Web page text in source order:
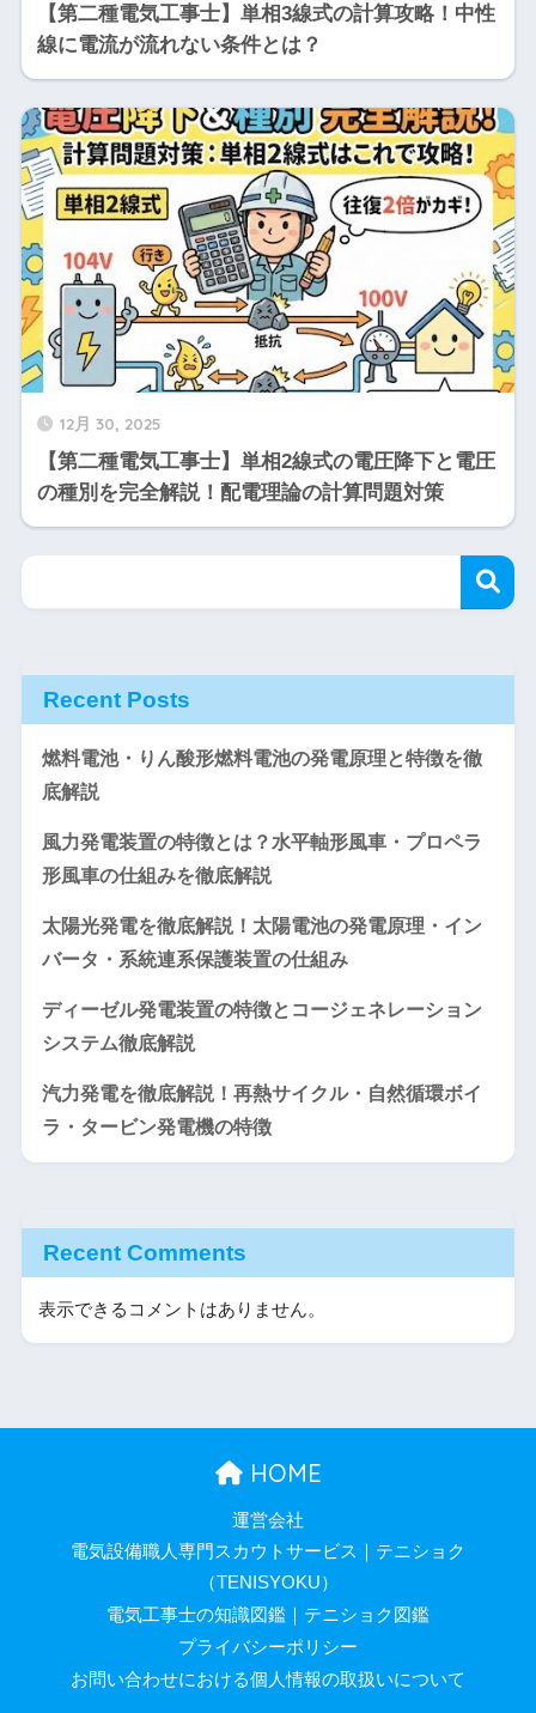
【第二種電気工事士】単相3線式の計算攻略！中性
線に電流が流れない条件とは？
12月 30, 2025
【第二種電気工事士】単相2線式の電圧降下と電圧
の種別を完全解説！配電理論の計算問題対策
Recent Posts
燃料電池・りん酸形燃料電池の発電原理と特徴を徹
底解説
風力発電装置の特徴とは？水平軸形風車・プロペラ
形風車の仕組みを徹底解説
太陽光発電を徹底解説！太陽電池の発電原理・イン
バータ・系統連系保護装置の仕組み
ディーゼル発電装置の特徴とコージェネレーション
システム徹底解説
汽力発電を徹底解説！再熱サイクル・自然循環ボイ
ラ・タービン発電機の特徴
Recent Comments
表示できるコメントはありません。
HOME
運営会社
電気設備職人専門スカウトサービス｜テニショク
（TENISYOKU）
電気工事士の知識図鑑｜テニショク図鑑
プライバシーポリシー
お問い合わせにおける個人情報の取扱いについて